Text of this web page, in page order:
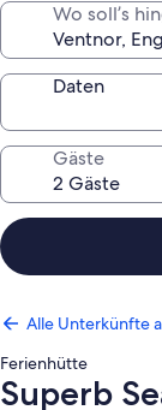
Wo soll’s
Daten
Gäste
Alle Unterkünfte
Ferienhütte
Superb